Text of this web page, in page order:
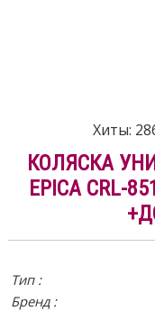
Хиты:
КОЛЯСКА
EPICA CRL-
Тип :
Бренд :